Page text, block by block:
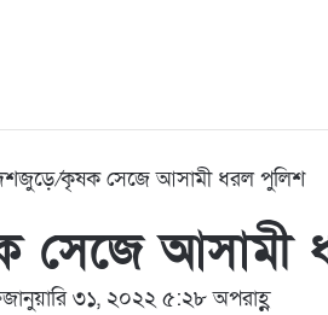
/কৃষক সেজে আসামী ধরল পুলিশ
সেজে আসামী
জানুয়ারি ৩১, ২০২২ ৫:২৮ অপরাহ্ণ